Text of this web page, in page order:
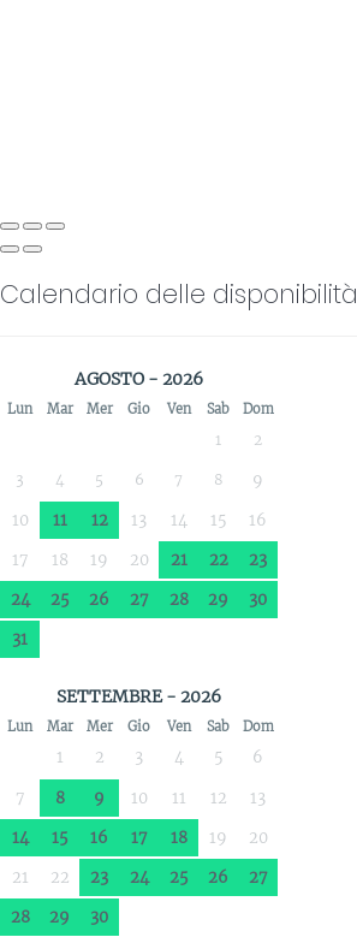
Calendario delle disponibilità
AGOSTO - 2026
Lun Mar Mer Gio Ven Sab Dom
1 2
3 4 5 6 7 8
9
10
11 12 13 14 15
16
17
18 19 20 21 22
23
24
25 26 27 28 29
30
31
SETTEMBRE - 2026
Lun Mar Mer Gio Ven Sab Dom
1 2 3 4 5
6
7
8 9 10 11 12
13
14
15 16 17 18 19
20
21
22 23 24 25 26
27
28
29 30